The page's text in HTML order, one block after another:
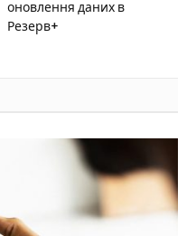
оновлення даних в
Резерв+